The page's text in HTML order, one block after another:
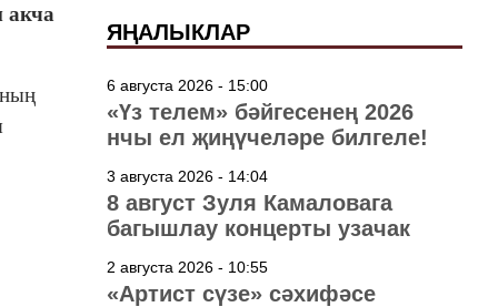
акча
ЯҢАЛЫКЛАР
6 августа 2026 - 15:00
«Үз телем» бәйгесенең 2026
нчы ел җиңүчеләре билгеле!
3 августа 2026 - 14:04
8 август Зуля Камаловага
багышлау концерты узачак
2 августа 2026 - 10:55
«Артист сүзе» сәхифәсе